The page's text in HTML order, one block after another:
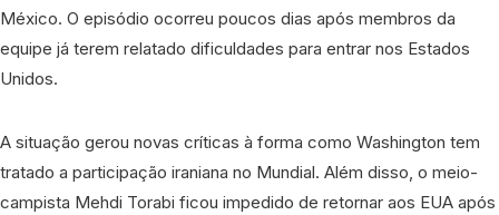
México. O episódio ocorreu poucos dias após membros da
equipe já terem relatado dificuldades para entrar nos Estados
Unidos.
A situação gerou novas críticas à forma como Washington tem
tratado a participação iraniana no Mundial. Além disso, o meio-
campista Mehdi Torabi ficou impedido de retornar aos EUA após